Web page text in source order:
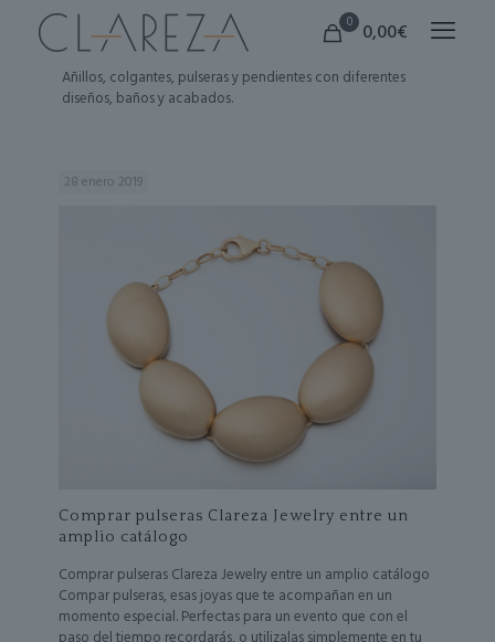
0 0,00€
Añillos, colgantes, pulseras y pendientes con diferentes
diseños, baños y acabados.
28 enero 2019
Comprar pulseras Clareza Jewelry entre un
amplio catálogo
Comprar pulseras Clareza Jewelry entre un amplio catálogo
Compar pulseras, esas joyas que te acompañan en un
momento especial. Perfectas para un evento que con el